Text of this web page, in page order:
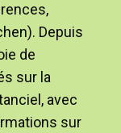
Depuis
de
sur la
avec
sur